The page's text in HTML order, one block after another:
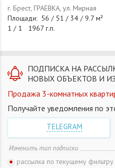
ПОДПИСКА НА
НОВЫХ ОБЪЕКТОВ И
Продажа 3-комнатных
Получайте уведомления по
TELEGRAM
Изменить тип подписки
рассылка по текущему фильтру